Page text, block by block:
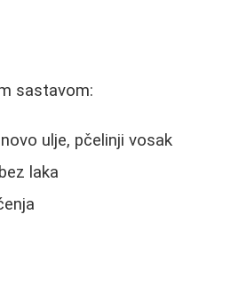
sastavom:
ulje, pčelinji vosak
laka